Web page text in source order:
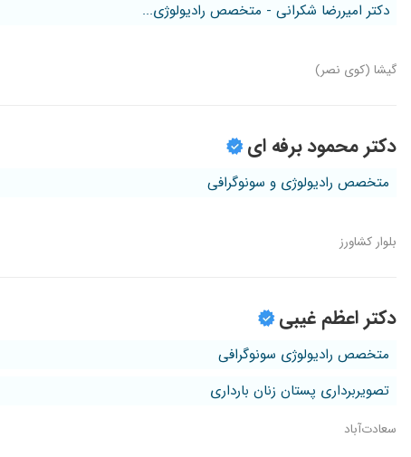
دکتر امیررضا شکرانی - متخصص رادیولوژی...
گیشا (کوی نصر)
دکتر محمود برفه ای
متخصص رادیولوژی و سونوگرافی
بلوار کشاورز
دکتر اعظم غیبی
متخصص رادیولوژی سونوگرافی
تصویربرداری پستان زنان بارداری
سعادت‌آباد